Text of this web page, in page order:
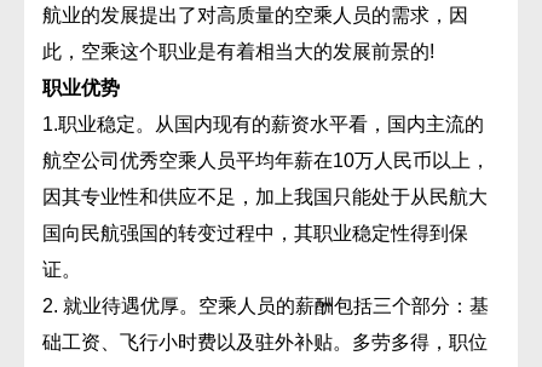
航业的发展提出了对高质量的空乘人员的需求，因
此，空乘这个职业是有着相当大的发展前景的!
职业优势
1.职业稳定。从国内现有的薪资水平看，国内主流的
航空公司优秀空乘人员平均年薪在10万人民币以上，
因其专业性和供应不足，加上我国只能处于从民航大
国向民航强国的转变过程中，其职业稳定性得到保
证。
2. 就业待遇优厚。空乘人员的薪酬包括三个部分：基
础工资、飞行小时费以及驻外补贴。多劳多得，职位